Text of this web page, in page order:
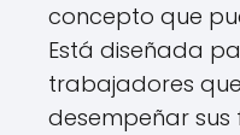
concepto que
Está diseñada
trabajadores
desempeñar sus